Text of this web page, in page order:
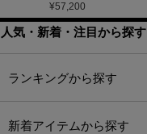
¥57,200
人気・新着・注目から探す
ランキングから探す
新着アイテムから探す